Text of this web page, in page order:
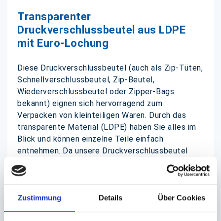
Zustimmung Details Über Cookies
Transparenter
Druckverschlussbeutel aus LDPE
mit Euro-Lochung
Diese Druckverschlussbeutel (auch als Zip-Tüten,
Schnellverschlussbeutel, Zip-Beutel,
Wiederverschlussbeutel oder Zipper-Bags
bekannt) eignen sich hervorragend zum
Verpacken von kleinteiligen Waren. Durch das
transparente Material (LDPE) haben Sie alles im
Blick und können einzelne Teile einfach
entnehmen. Da unsere Druckverschlussbeutel
lebensmittelecht
sind, stellen sie eine ideale
Verpackungs- und Lagermöglichkeit für Gewürze,
Pulver und ähnliche Produkte dar.